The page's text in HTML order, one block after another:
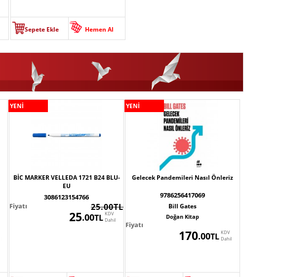
Hemen Al
Sepete Ekle
YENİ
BİC MARKER VELLEDA 1721 B24 BLU-
EU
3086123154766
Fiyatı
25.00TL
KDV
Dahil
TL
.00
25
YENİ
Gelecek Pandemileri Nasıl Önleriz
9786256417069
Bill Gates
Doğan Kitap
Fiyatı
KDV
Dahil
TL
.00
170